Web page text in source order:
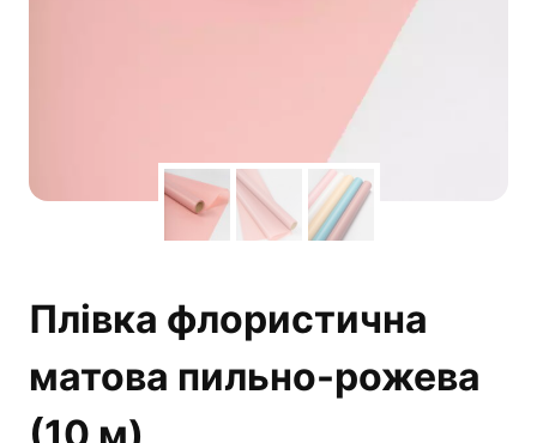
Плівка флористична
матова пильно-рожева
(10 м)